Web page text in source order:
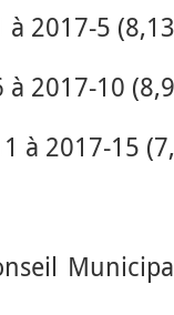
à 2017-5
à 2017-10
à 2017-15